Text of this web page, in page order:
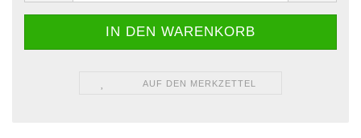
AUF DEN MERKZETTEL